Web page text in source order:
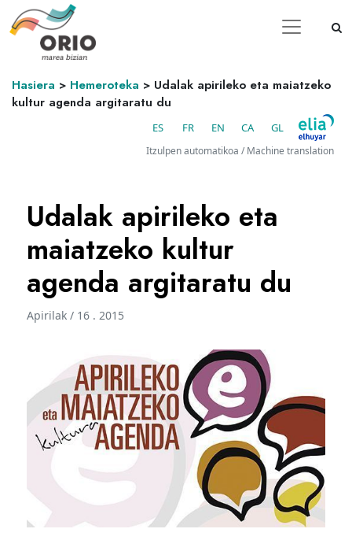
Hasiera > Hemeroteka > Udalak apirileko eta maiatzeko
kultur agenda argitaratu du
ES FR EN CA GL
Itzulpen automatikoa / Machine translation
Udalak apirileko eta
maiatzeko kultur
agenda argitaratu du
Apirilak / 16 . 2015